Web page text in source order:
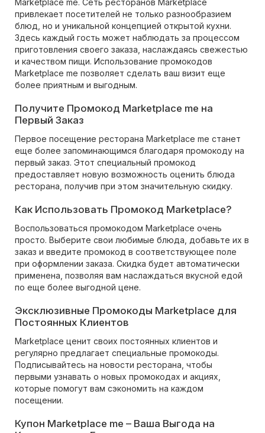
привлекает посетителей не только разнообразием
блюд, но и уникальной концепцией открытой кухни.
Здесь каждый гость может наблюдать за процессом
приготовления своего заказа, наслаждаясь свежестью
и качеством пищи. Использование промокодов
Marketplace me позволяет сделать ваш визит еще
более приятным и выгодным.
Получите Промокод Marketplace me на
Первый Заказ
Первое посещение ресторана Marketplace me станет
еще более запоминающимся благодаря промокоду на
первый заказ. Этот специальный промокод
предоставляет новую возможность оценить блюда
ресторана, получив при этом значительную скидку.
Как Использовать Промокод Marketplace?
Воспользоваться промокодом Marketplace очень
просто. Выберите свои любимые блюда, добавьте их в
заказ и введите промокод в соответствующее поле
при оформлении заказа. Скидка будет автоматически
применена, позволяя вам наслаждаться вкусной едой
по еще более выгодной цене.
Эксклюзивные Промокоды Marketplace для
Постоянных Клиентов
Marketplace ценит своих постоянных клиентов и
регулярно предлагает специальные промокоды.
Подписывайтесь на новости ресторана, чтобы
первыми узнавать о новых промокодах и акциях,
которые помогут вам сэкономить на каждом
посещении.
Купон Marketplace me – Ваша Выгода на